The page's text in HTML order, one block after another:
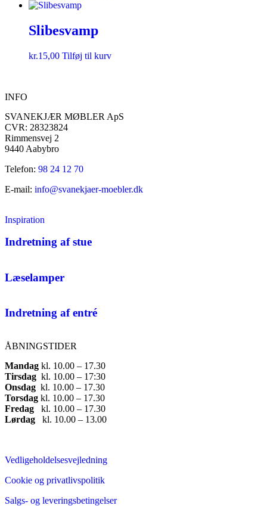
Slibesvamp
kr.15,00 Tilføj til kurv
INFO
SVANEKJÆR MØBLER ApS
CVR: 28323824
Rimmensvej 2
9440 Aabybro
Telefon: 98 24 12 70
E-mail: info@svanekjaer-moebler.dk
Inspiration
Indretning af stue
Læselamper
Indretning af entré
ÅBNINGSTIDER
Mandag ​ kl. 10.00 – 17.30​
Tirsdag ​ kl. 10.00 – 17:30​
Onsdag ​ kl. 10.00 – 17.30​
Torsdag ​ kl. 10.00 – 17.30​
Fredag ​ kl. 10.00 – 17.30​
Lørdag ​ kl. 10.00 – 13.00
Vedligeholdelsesvejledning
Cookie og privatlivspolitik
Salgs- og leveringsbetingelser